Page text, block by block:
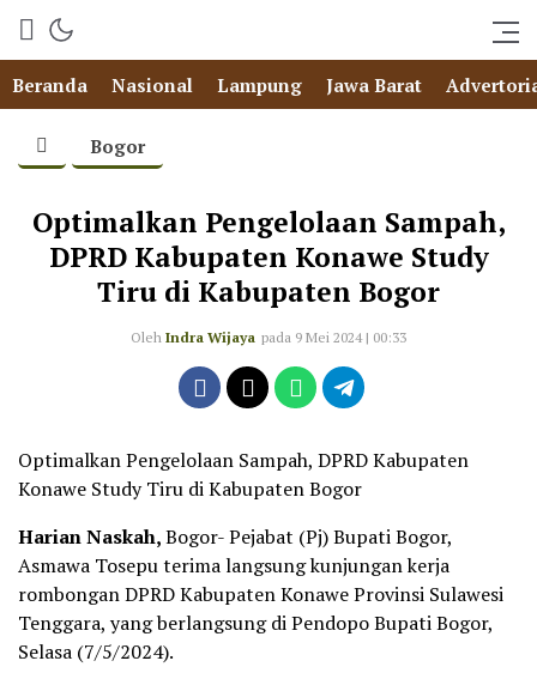
Beranda Nasional Lampung Jawa Barat
Bogor
Optimalkan Pengelolaan Sampah,
DPRD Kabupaten Konawe Study
Tiru di Kabupaten Bogor
Oleh Indra Wijaya pada 9 Mei 2024 | 00:33
Optimalkan Pengelolaan Sampah, DPRD Kabupaten
Konawe Study Tiru di Kabupaten Bogor
Harian Naskah,Bogor- Pejabat (Pj) Bupati Bogor,
Asmawa Tosepu terima langsung kunjungan kerja
rombongan DPRD Kabupaten Konawe Provinsi Sulawesi
Tenggara, yang berlangsung di Pendopo Bupati Bogor,
Selasa (7/5/2024).